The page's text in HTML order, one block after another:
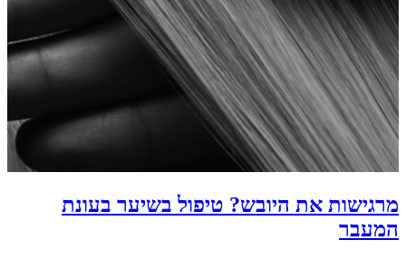
מרגישות את היובש? טיפול בשיער בעונת
המעבר